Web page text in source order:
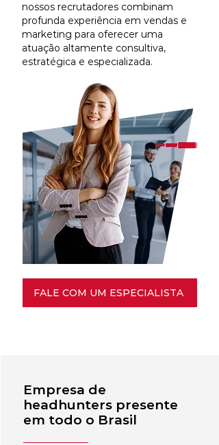
nossos recrutadores combinam
profunda experiência em vendas e
marketing para oferecer uma
atuação altamente consultiva,
estratégica e especializada.
FALE COM UM ESPECIALISTA
Empresa de
headhunters presente
em todo o Brasil